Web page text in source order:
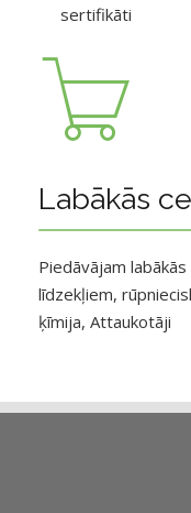
sertifikāti
Labākās
Piedāvājam
līdzekļiem,
ķīmija, Attaukotāji